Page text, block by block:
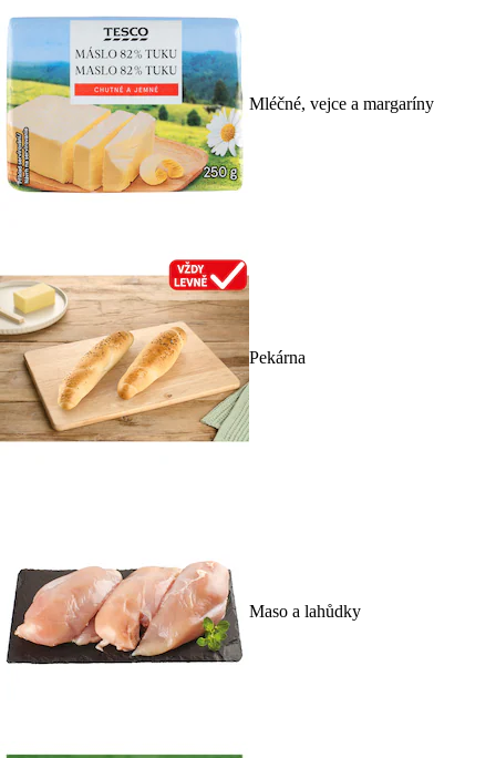
Mléčné, vejce a margaríny
Pekárna
Maso a lahůdky